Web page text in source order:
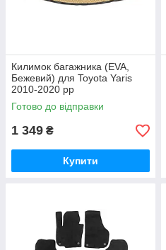
Килимок багажника (EVA,
Бежевий) для Toyota Yaris
2010-2020 рр
Готово до відправки
1 349 ₴
Купити